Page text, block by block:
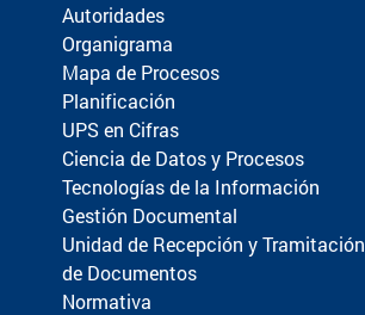
Autoridades
Organigrama
Mapa de Procesos
Planificación
UPS en Cifras
Ciencia de Datos y Procesos
Tecnologías de la Información
Gestión Documental
Unidad de Recepción y Tramitación
de Documentos
Normativa